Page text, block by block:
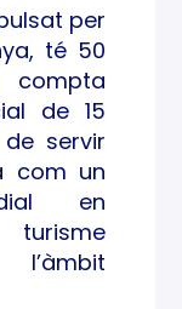
per
té 50
compta
de 15
servir
com un
en